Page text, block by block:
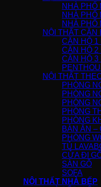
NHÀ PHỐ
NHÀ PHỐ
NHÀ PHỐ
NỘI THẤT CĂN
CĂN HỘ 1
CĂN HỘ 2
CĂN HỘ 3
NỘI THẤT
PHÒNG
PHÒNG
PHÒNG
PHÒNG
PHÒNG
BÀN ĂN –
PHÒNG
TỦ
CỬA ĐI
SÀN GỖ
SOFA
NỘI THẤT NHÀ BẾP